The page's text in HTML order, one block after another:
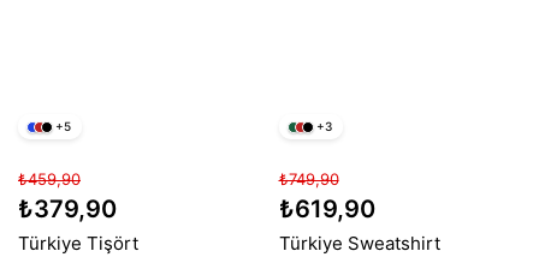
+5
₺459,90
₺379,90
Türkiye Tişört
+3
₺749,90
₺619,90
Türkiye Sweatshirt